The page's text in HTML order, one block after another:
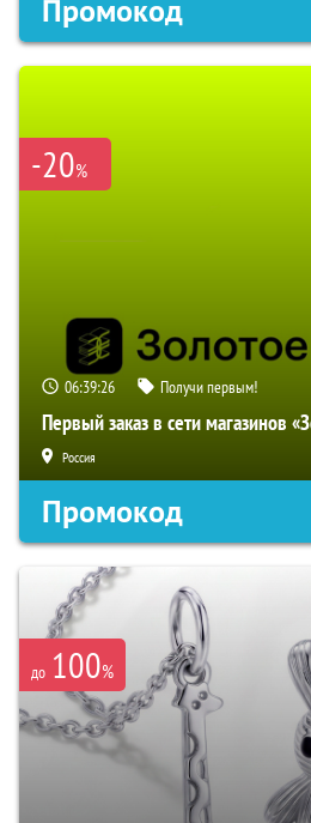
Промокод
-20%
06:39:25 Получи первым!
Первый заказ в сети магазинов
Россия
Промокод
до 100%